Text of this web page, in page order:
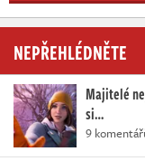
NEPŘEHLÉDNĚTE
Majitelé
si…
9